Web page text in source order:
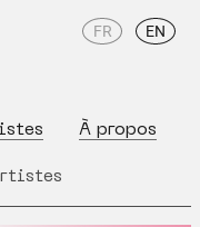
À propos
FR EN